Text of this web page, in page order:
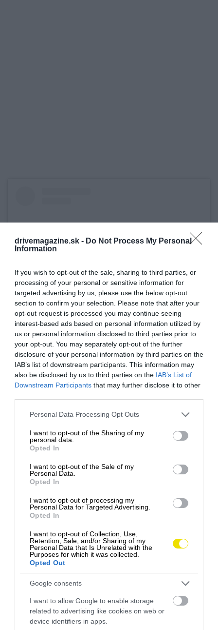
drivemagazine.sk - Do Not Process My Personal
Information
If you wish to opt-out of the sale, sharing to third parties, or
processing of your personal or sensitive information for
targeted advertising by us, please use the below opt-out
section to confirm your selection. Please note that after your
opt-out request is processed you may continue seeing
interest-based ads based on personal information utilized by
us or personal information disclosed to third parties prior to
your opt-out. You may separately opt-out of the further
disclosure of your personal information by third parties on the
IAB’s list of downstream participants. This information may
also be disclosed by us to third parties on the IAB’s List of
Downstream Participants that may further disclose it to other
Please note that this website/app uses one or more Google
not limited to your visit or usage behaviour. You may click to
grant or deny consent to Google and its third-party tags to
use your data for below specified purposes in below Google
consent section.
Personal Data Processing Opt Outs
I want to opt-out of the Sharing of my
personal data.
Opted In
I want to opt-out of the Sale of my
Personal Data.
Opted In
I want to opt-out of processing my
Personal Data for Targeted Advertising.
Opted In
I want to opt-out of Collection, Use,
Retention, Sale, and/or Sharing of my
Personal Data that Is Unrelated with the
Purposes for which it was collected.
Opted Out
Google consents
I want to allow Google to enable storage
related to advertising like cookies on web or
device identifiers in apps.
Zobraziť tento príspevok na Instagrame
5. TOMÁŠOVSKÝ VÝHĽAD –
Ak máte radi dobrodružstvo, vyberte sa do
si môžete rozložiť deku na skalnej plošine a užívať si
úžasný pohľad na okolitú prírodu. Toto miesto je ako
stvorené pre milovníkov panoramatických výhľadov.
6. DRAŽOVSKÝ KOSTOLÍK –
ROMANTIKA NAD NITROU
Kostol sv. Michala archanjela pri Dražovciach ponúka